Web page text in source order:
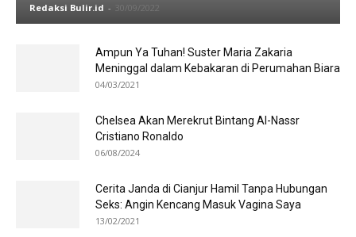
Redaksi Bulir.id - 30/09/2022
Ampun Ya Tuhan! Suster Maria Zakaria
Meninggal dalam Kebakaran di Perumahan Biara
04/03/2021
Chelsea Akan Merekrut Bintang Al-Nassr
Cristiano Ronaldo
06/08/2024
Cerita Janda di Cianjur Hamil Tanpa Hubungan
Seks: Angin Kencang Masuk Vagina Saya
13/02/2021